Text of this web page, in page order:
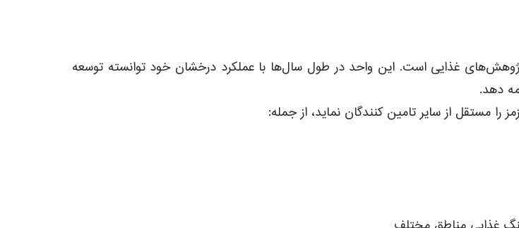
غذایی است. این واحد در طول سال‌ها با عملکرد درخشان خود توانسته توسعه
دهد.
مستقل از سایر تامین کنندگان نماید، از جمله: